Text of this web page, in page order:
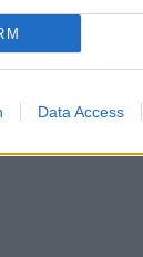
Data Access